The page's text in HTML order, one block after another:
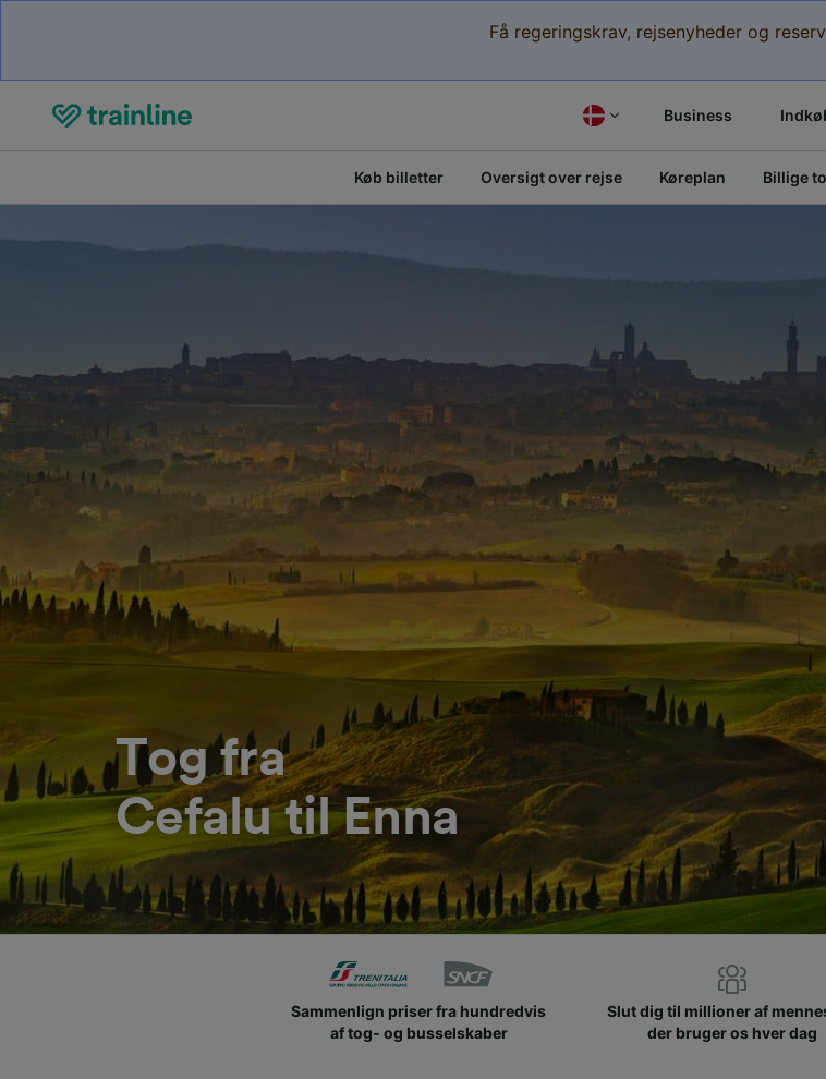
Få regeringskrav, rejsenyheder og
Business
Køb billetter Oversigt over rejse Køreplan Billige
Tog fra
Cefalu til Enna
Sammenlign priser fra hundredvis
af tog- og busselskaber
Slut dig til millioner af
der bruger os hver dag